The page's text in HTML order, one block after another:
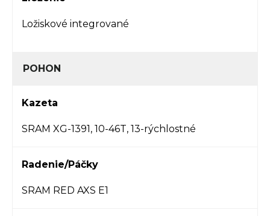
Ložiskové integrované
POHON
Kazeta
SRAM XG-1391, 10-46T, 13-rýchlostné
Radenie/Páčky
SRAM RED AXS E1